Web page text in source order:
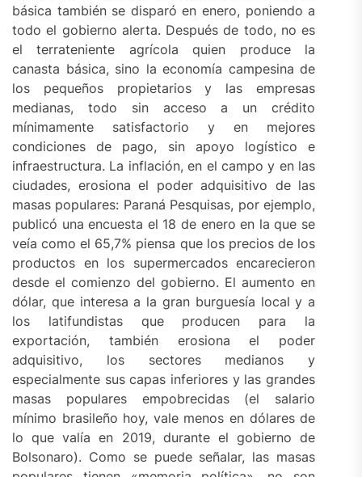
básica también se disparó en enero, poniendo a
todo el gobierno alerta. Después de todo, no es
el terrateniente agrícola quien produce la
canasta básica, sino la economía campesina de
los pequeños propietarios y las empresas
medianas, todo sin acceso a un crédito
mínimamente satisfactorio y en mejores
condiciones de pago, sin apoyo logístico e
infraestructura. La inflación, en el campo y en las
ciudades, erosiona el poder adquisitivo de las
masas populares: Paraná Pesquisas, por ejemplo,
publicó una encuesta el 18 de enero en la que se
veía como el 65,7% piensa que los precios de los
productos en los supermercados encarecieron
desde el comienzo del gobierno. El aumento en
dólar, que interesa a la gran burguesía local y a
los latifundistas que producen para la
exportación, también erosiona el poder
adquisitivo, los sectores medianos y
especialmente sus capas inferiores y las grandes
masas populares empobrecidas (el salario
mínimo brasileño hoy, vale menos en dólares de
lo que valía en 2019, durante el gobierno de
Bolsonaro). Como se puede señalar, las masas